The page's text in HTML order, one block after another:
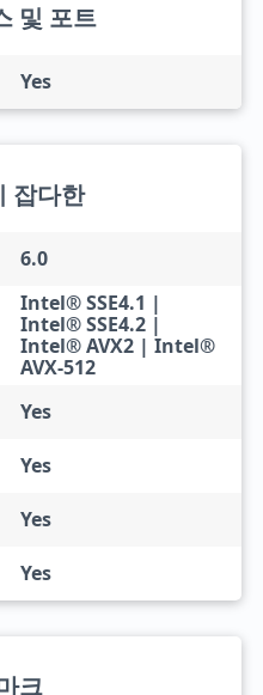
및 포트
Yes
잡다한
6.0
Intel® SSE4.1 |
Intel® SSE4.2 |
Intel® AVX2 | Intel®
AVX-512
Yes
Yes
Yes
Yes
크